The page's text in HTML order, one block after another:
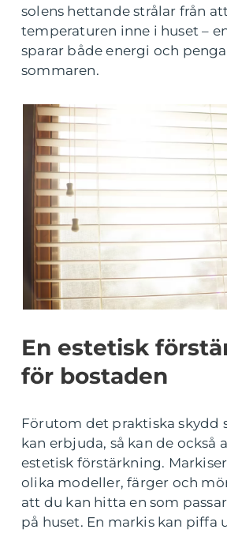
solens hettande strålar från
temperaturen inne i huset –
sparar både energi och
sommaren.
En estetisk
för bostaden
Förutom det praktiska skydd
kan erbjuda, så kan de också
estetisk förstärkning.
olika modeller, färger och
att du kan hitta en som
på huset. En markis kan piffa